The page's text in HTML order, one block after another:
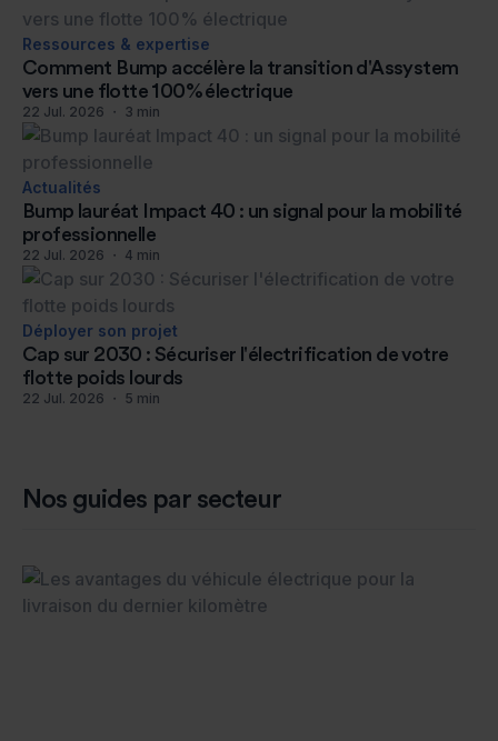
Ressources & expertise
Comment Bump accélère la transition d'Assystem
vers une flotte 100% électrique
22 Jul. 2026 ・ 3 min
Actualités
Bump lauréat Impact 40 : un signal pour la mobilité
professionnelle
22 Jul. 2026 ・ 4 min
Déployer son projet
Cap sur 2030 : Sécuriser l'électrification de votre
flotte poids lourds
22 Jul. 2026 ・ 5 min
Nos guides par secteur